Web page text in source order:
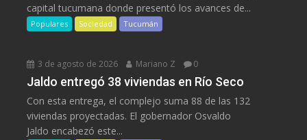
capital tucumana donde presentó los avances de...
Populares Sociedad Tucumán
3 de agosto de 2026 Mariano Z 0
Jaldo entregó 38 viviendas en Río Seco
Con esta entrega, el complejo suma 88 de las 132
viviendas proyectadas. El gobernador Osvaldo
Jaldo encabezó este...